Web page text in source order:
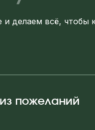
делаем всё, чтобы
пожеланий